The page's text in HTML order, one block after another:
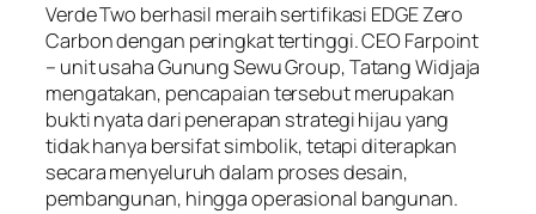
Verde Two berhasil meraih sertifikasi EDGE Zero
Carbon dengan peringkat tertinggi. CEO Farpoint
– unit usaha Gunung Sewu Group, Tatang Widjaja
mengatakan, pencapaian tersebut merupakan
bukti nyata dari penerapan strategi hijau yang
tidak hanya bersifat simbolik, tetapi diterapkan
secara menyeluruh dalam proses desain,
pembangunan, hingga operasional bangunan.